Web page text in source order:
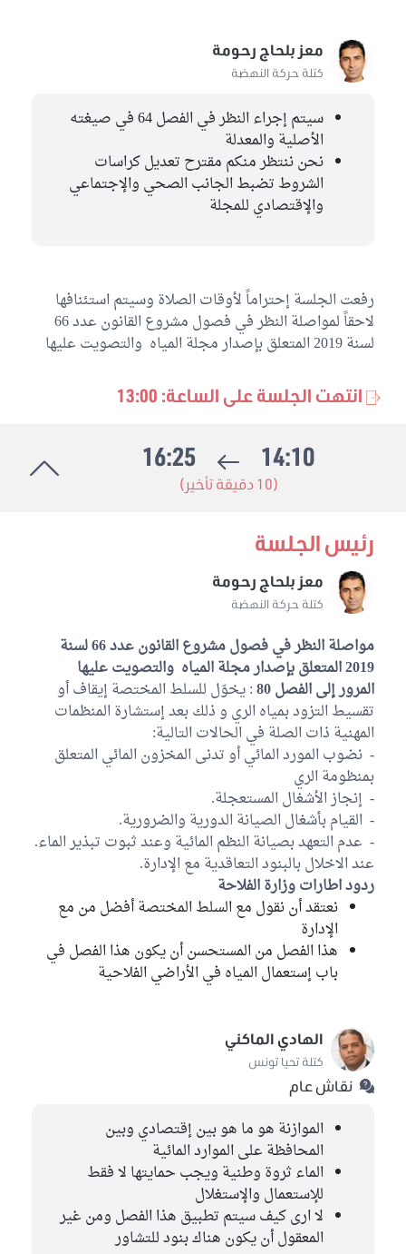
معز بلحاج رحومة
كتلة حركة النهضة
سيتم إجراء النظر في الفصل 64 في صيغته
الأصلية والمعدلة
نحن ننتظر منكم مقترح تعديل كراسات
الشروط تضبط الجانب الصحي والإجتماعي
والإقتصادي للمجلة
رفعت الجلسة إحتراماً لأوقات الصلاة وسيتم استئنافها
لاحقاً لمواصلة النظر في فصول مشروع القانون عدد 66
لسنة 2019 المتعلق بإصدار مجلة المياه والتصويت عليها
انتهت الجلسة على الساعة: 13:00
14:10
16:25
(10 دقيقة تأخير)
مواصلة النظر في فصول مشروع القانون عدد 66 لسنة
2019 المتعلق بإصدار مجلة المياه والتصويت عليها
المرور إلى الفصل 80
: يخوّل للسلط المختصة إيقاف أو
تقسيط التزود بمياه الري و ذلك بعد إستشارة المنظمات
المهنية ذات الصلة في الحالات التالية:
- نضوب المورد المائي أو تدنى المخزون المائي المتعلق
بمنظومة الري
- إنجاز الأشغال المستعجلة.
- القيام بأشغال الصيانة الدورية والضرورية.
- عدم التعهد بصيانة النظم المائية وعند ثبوت تبذير الماء.
عند الاخلال بالبنود التعاقدية مع الإدارة.
ردود اطارات وزارة الفلاحة
نعتقد أن نقول مع السلط المختصة أفضل من مع
الإدارة
هذا الفصل من المستحسن أن يكون هذا الفصل في
باب إستعمال المياه في الأراضي الفلاحية
الهادي الماكني
كتلة تحيا تونس
نقاش عام
الموازنة هو ما هو بين إقتصادي وبين
المحافظة على الموارد المائية
الماء ثروة وطنية ويجب حمايتها لا فقط
للإستعمال والإستغلال
لا ارى كيف سيتم تطبيق هذا الفصل ومن غير
المعقول أن يكون هناك بنود للتشاور
رئيس الجلسة
معز بلحاج رحومة
كتلة حركة النهضة